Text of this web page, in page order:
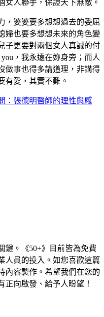
女人聯手，保證天下無敵。
，婆婆要多想想過去的委屈
婦也要多想想未來的角色變
子更要對兩個女人真誠的付
，我永遠在妳身旁；而人
做事也得多講道理，非講得
有愛，其實不難。
：張德明醫師的理性與感
鍵。《50+》目前皆為免費
人員的投入。如您喜歡這篇
內容製作。希望我們在您的
正向啟發、給予人盼望！